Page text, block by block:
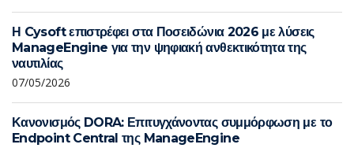
Η Cysoft επιστρέφει στα Ποσειδώνια 2026 με λύσεις
ManageEngine για την ψηφιακή ανθεκτικότητα της
ναυτιλίας
07/05/2026
Κανονισμός DORA: Επιτυγχάνοντας συμμόρφωση με το
Endpoint Central της ManageEngine